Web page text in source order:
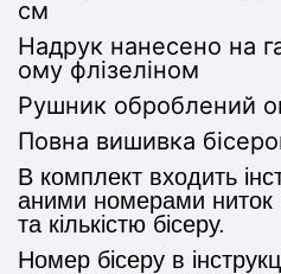
см
Надрук нанесено на
ому флізеліном
Рушник оброблений
Повна вишивка
В комплект входить
аними номерами ниток
та кількістю бісеру.
Номер бісеру в